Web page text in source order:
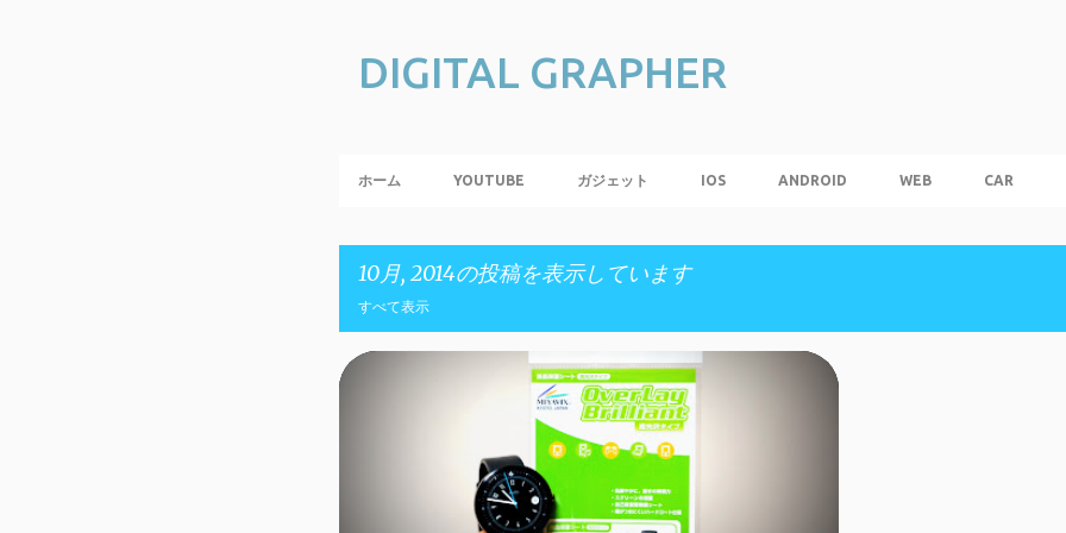
DIGITAL GRAPHER
ホーム YOUTUBE ガジェット IOS ANDROID WEB CAR
10月, 2014の投稿を表示しています
すべて表示
投